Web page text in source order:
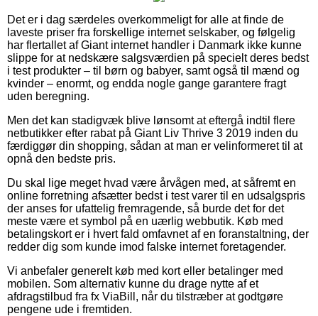
Det er i dag særdeles overkommeligt for alle at finde de
laveste priser fra forskellige internet selskaber, og følgelig
har flertallet af Giant internet handler i Danmark ikke kunne
slippe for at nedskære salgsværdien på specielt deres bedst
i test produkter – til børn og babyer, samt også til mænd og
kvinder – enormt, og endda nogle gange garantere fragt
uden beregning.
Men det kan stadigvæk blive lønsomt at eftergå indtil flere
netbutikker efter rabat på Giant Liv Thrive 3 2019 inden du
færdiggør din shopping, sådan at man er velinformeret til at
opnå den bedste pris.
Du skal lige meget hvad være årvågen med, at såfremt en
online forretning afsætter bedst i test varer til en udsalgspris
der anses for ufattelig fremragende, så burde det for det
meste være et symbol på en uærlig webbutik. Køb med
betalingskort er i hvert fald omfavnet af en foranstaltning, der
redder dig som kunde imod falske internet foretagender.
Vi anbefaler generelt køb med kort eller betalinger med
mobilen. Som alternativ kunne du drage nytte af et
afdragstilbud fra fx ViaBill, når du tilstræber at godtgøre
pengene ude i fremtiden.